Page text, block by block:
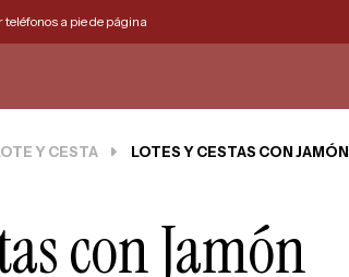
a pie de página
Y CESTA LOTES Y CESTAS CON JAMÓN
con Jamón